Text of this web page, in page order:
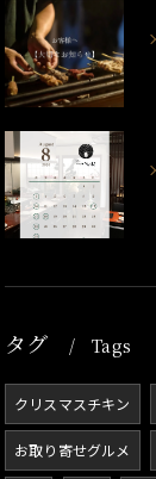
タグ Tags
クリスマスチキン
お取り寄せグルメ